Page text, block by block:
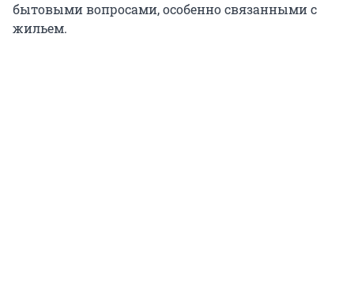
бытовыми вопросами, особенно связанными с
жильем.